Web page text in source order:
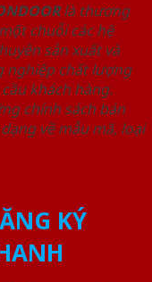
là thương
chuỗi các hệ
sản xuất và
nghiệp chất lượng
khách hàng.
chính sách bán
về mẫu mã, loại
KÝ